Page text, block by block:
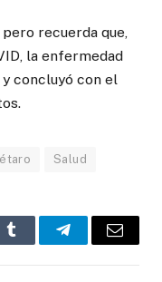
recuerda que,
la enfermedad
y concluyó con el
Salud
Tumblr TelegramEmail